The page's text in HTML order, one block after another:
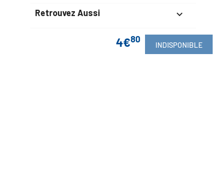
4€80
INDISPONIBLE
Retrouvez Aussi 